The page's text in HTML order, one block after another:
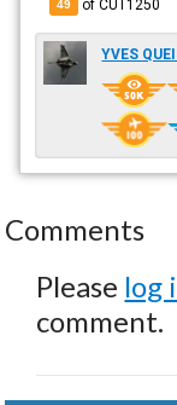
49 of CUT1250
YVES
Comments
Please log
comment.